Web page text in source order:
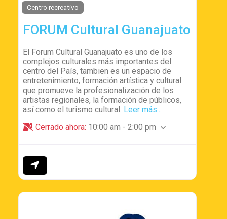
Centro recreativo
FORUM Cultural Guanajuato
El Forum Cultural Guanajuato es uno de los
complejos culturales más importantes del
centro del País, tambien es un espacio de
entretenimiento, formación artística y cultural
que promueve la profesionalización de los
artistas regionales, la formación de públicos,
así como el turismo cultural. Leer más...
Cerrado ahora: 10:00 am - 2:00 pm